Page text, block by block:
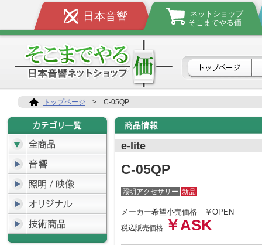
日本音響
ネットショップ
そこまでやる価
トップページ > C-05QP
e-lite
C-05QP
照明アクセサリー 新品
メーカー希望小売価格 ￥OPEN
税込販売価格 ￥ASK